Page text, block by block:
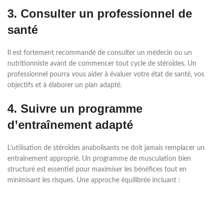
3. Consulter un professionnel de
santé
Il est fortement recommandé de consulter un médecin ou un
nutritionniste avant de commencer tout cycle de stéroïdes. Un
professionnel pourra vous aider à évaluer votre état de santé, vos
objectifs et à élaborer un plan adapté.
4. Suivre un programme
d’entraînement adapté
L’utilisation de stéroïdes anabolisants ne doit jamais remplacer un
entraînement approprié. Un programme de musculation bien
structuré est essentiel pour maximiser les bénéfices tout en
minimisant les risques. Une approche équilibrée incluant :